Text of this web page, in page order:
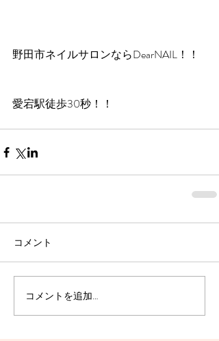
野田市ネイルサロンならDearNAIL！！
愛宕駅徒歩30秒！！
コメント
コメントを追加…